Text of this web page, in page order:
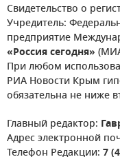
Свидетельство о
Учредитель:
предприятие
«Россия сегодня»
При любом
РИА Новости Крым
обязательна не ниже
Главный редактор:
Адрес электронной
Телефон Редакции: 7